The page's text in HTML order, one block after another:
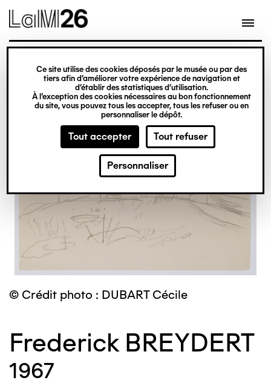
Gestion des cookies
Ce site utilise des cookies déposés par le musée ou par des
tiers afin d’améliorer votre expérience de navigation et
d’établir des statistiques d’utilisation.
À l’exception des cookies nécessaires au bon fonctionnement
du site, vous pouvez tous les accepter, tous les refuser ou en
personnaliser le dépôt.
Tout accepter Tout refuser
Personnaliser
contenu
© Crédit photo : DUBART Cécile
Frederick BREYDERT
1967